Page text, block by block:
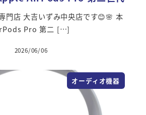
門店 大吉いずみ中央店です😊🌸 本
Pro 第二 […]
2026/06/06
オーディオ機器